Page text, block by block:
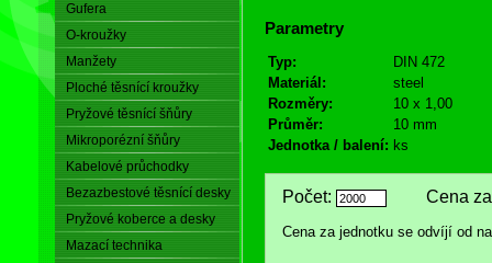
Gufera
O-kroužky
Manžety
Ploché těsnící kroužky
Pryžové těsnící šňůry
Mikroporézní šňůry
Kabelové průchodky
Bezazbestové těsnící desky
Pryžové koberce a desky
Mazací technika
Parametry
Typ:
DIN 472
Materiál:
steel
Rozměry:
10 x 1,00
Průměr:
10 mm
Jednotka / balení: ks
Počet: Cena za
Cena za jednotku se odvíjí od